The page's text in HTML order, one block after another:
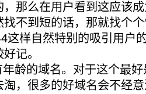
，那么在用户看到这应该
找不到短的话，那就找个
这样自然特别的吸引用户
记。
的域名。对于这个最好
淘，很多的好域名会不经